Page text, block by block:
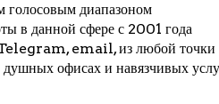
диапазоном
в данной сфере с 2001 года
, email, из любой точки
душных офисах и навязчивых